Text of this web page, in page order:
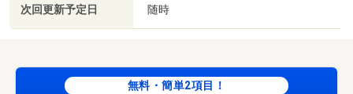
次回更新予定日 随時
無料・簡単2項目！